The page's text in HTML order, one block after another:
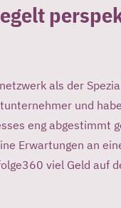
als der
und
eng abgestimmt
Erwartungen an
viel Geld auf